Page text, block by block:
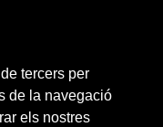
tercers per
de la navegació
els nostres